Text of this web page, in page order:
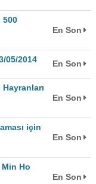
500
En Son
05/2014 En Son
En Son
için
En Son
Ho
En Son